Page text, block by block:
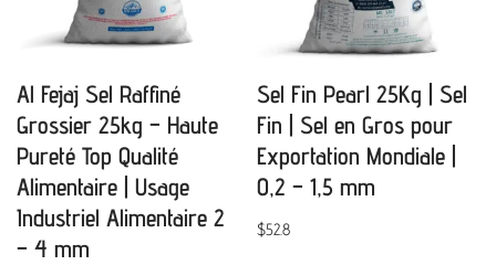
Al Fejaj Sel Raffiné
Grossier 25kg – Haute
Pureté Top Qualité
Alimentaire | Usage
Industriel Alimentaire 2
– 4 mm
Sel Fin Pearl 25Kg | Sel
Fin | Sel en Gros pour
Exportation Mondiale |
0,2 – 1,5 mm
$52.8